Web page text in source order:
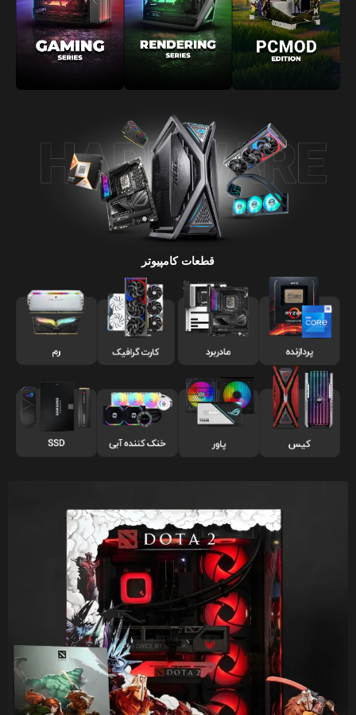
قطعات کامپیوتر